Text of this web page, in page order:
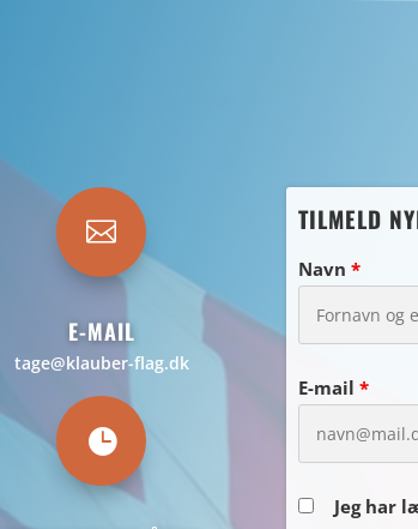

E-MAIL
tage@klauber-flag.dk

TILMELD
Navn*
E-mail*
Jeg har